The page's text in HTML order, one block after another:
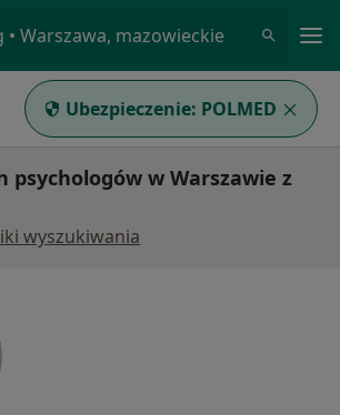
• Warszawa, mazowieckie
Ubezpieczenie: POLMED
psychologów w Warszawie z
wyszukiwania